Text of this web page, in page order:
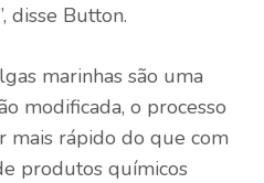
disse Button.
marinhas são uma
modificada, o processo
mais rápido do que com
produtos químicos